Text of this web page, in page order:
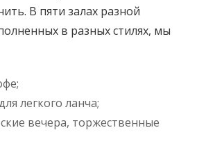
В пяти залах разной
в разных стилях, мы
легкого ланча;
вечера, торжественные